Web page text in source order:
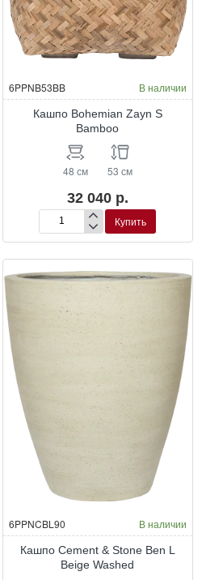
6PPNB53BB В наличии
Кашпо Bohemian Zayn S
Bamboo
48 см 53 см
32 040 р.
Кашпо
Bohemian
Zayn
S
Bamboo
Купить
НОВИНКА
6PPNCBL90 В наличии
Кашпо Cement & Stone Ben L
Beige Washed